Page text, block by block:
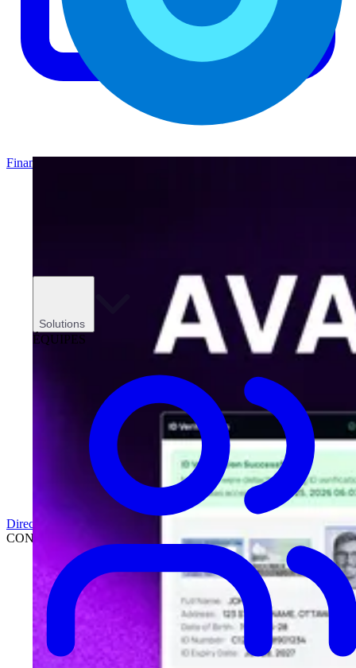
Solutions
ÉQUIPES
Finance
Direction
CONCESSIONNAIRES